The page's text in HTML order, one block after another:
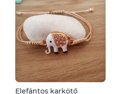
Elefántos karkötő